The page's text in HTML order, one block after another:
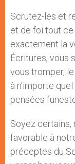
Scrutez-les et
et de foi tout ce
exactement la
Écritures, vous
vous tromper,
à n’importe
pensées
Soyez certains,
favorable à
préceptes du